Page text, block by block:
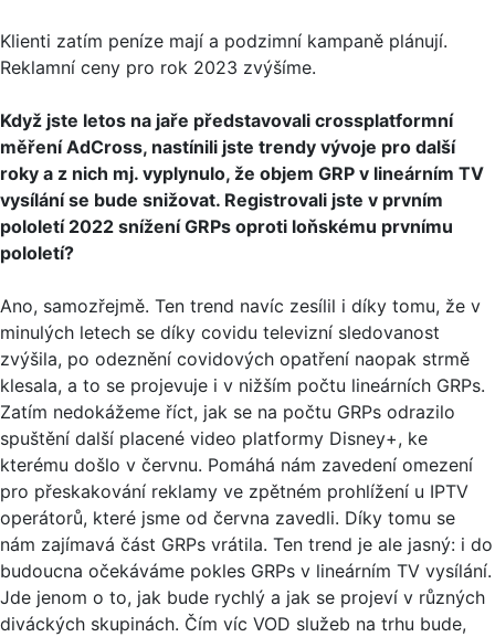
Klienti zatím peníze mají a podzimní kampaně plánují.
Reklamní ceny pro rok 2023 zvýšíme.
Když jste letos na jaře představovali crossplatformní
měření AdCross, nastínili jste trendy vývoje pro další
roky a z nich mj. vyplynulo, že objem GRP v lineárním TV
vysílání se bude snižovat. Registrovali jste v prvním
pololetí 2022 snížení GRPs oproti loňskému prvnímu
pololetí?
Ano, samozřejmě. Ten trend navíc zesílil i díky tomu, že v
minulých letech se díky covidu televizní sledovanost
zvýšila, po odeznění covidových opatření naopak strmě
klesala, a to se projevuje i v nižším počtu lineárních GRPs.
Zatím nedokážeme říct, jak se na počtu GRPs odrazilo
spuštění další placené video platformy Disney+, ke
kterému došlo v červnu. Pomáhá nám zavedení omezení
pro přeskakování reklamy ve zpětném prohlížení u IPTV
operátorů, které jsme od června zavedli. Díky tomu se
nám zajímavá část GRPs vrátila. Ten trend je ale jasný: i do
budoucna očekáváme pokles GRPs v lineárním TV vysílání.
Jde jenom o to, jak bude rychlý a jak se projeví v různých
diváckých skupinách. Čím víc VOD služeb na trhu bude,